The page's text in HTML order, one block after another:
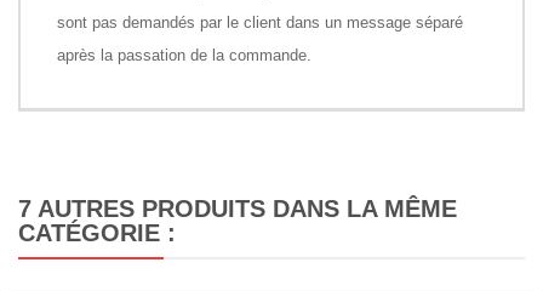
sont pas demandés par le client dans un message séparé
après la passation de la commande.
7 AUTRES PRODUITS DANS LA MÊME
CATÉGORIE :